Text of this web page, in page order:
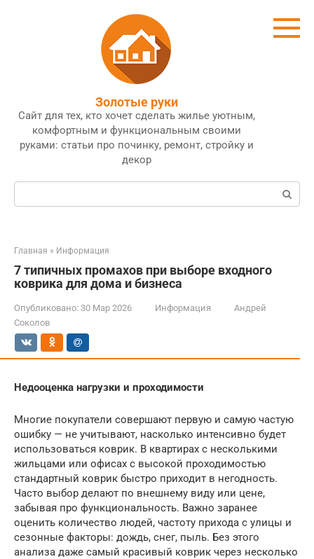
Золотые руки
Сайт для тех, кто хочет сделать жилье уютным,
комфортным и функциональным своими
руками: статьи про починку, ремонт, стройку и
декор
Поиск:
Главная » Информация
7 типичных промахов при выборе входного
коврика для дома и бизнеса
Опубликовано: 30 Мар 2026 Информация
Андрей
Соколов
Недооценка нагрузки и проходимости
Многие покупатели совершают первую и самую частую
ошибку — не учитывают, насколько интенсивно будет
использоваться коврик. В квартирах с несколькими
жильцами или офисах с высокой проходимостью
стандартный коврик быстро приходит в негодность.
Часто выбор делают по внешнему виду или цене,
забывая про функциональность. Важно заранее
оценить количество людей, частоту прихода с улицы и
сезонные факторы: дождь, снег, пыль. Без этого
анализа даже самый красивый коврик через несколько